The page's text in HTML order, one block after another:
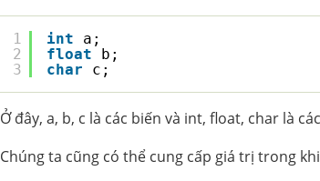
1
2
3
int
a;
float
b;
char
c;
Ở đây, a, b, c là các biến và int, float, char là
Chúng ta cũng có thể cung cấp giá trị trong